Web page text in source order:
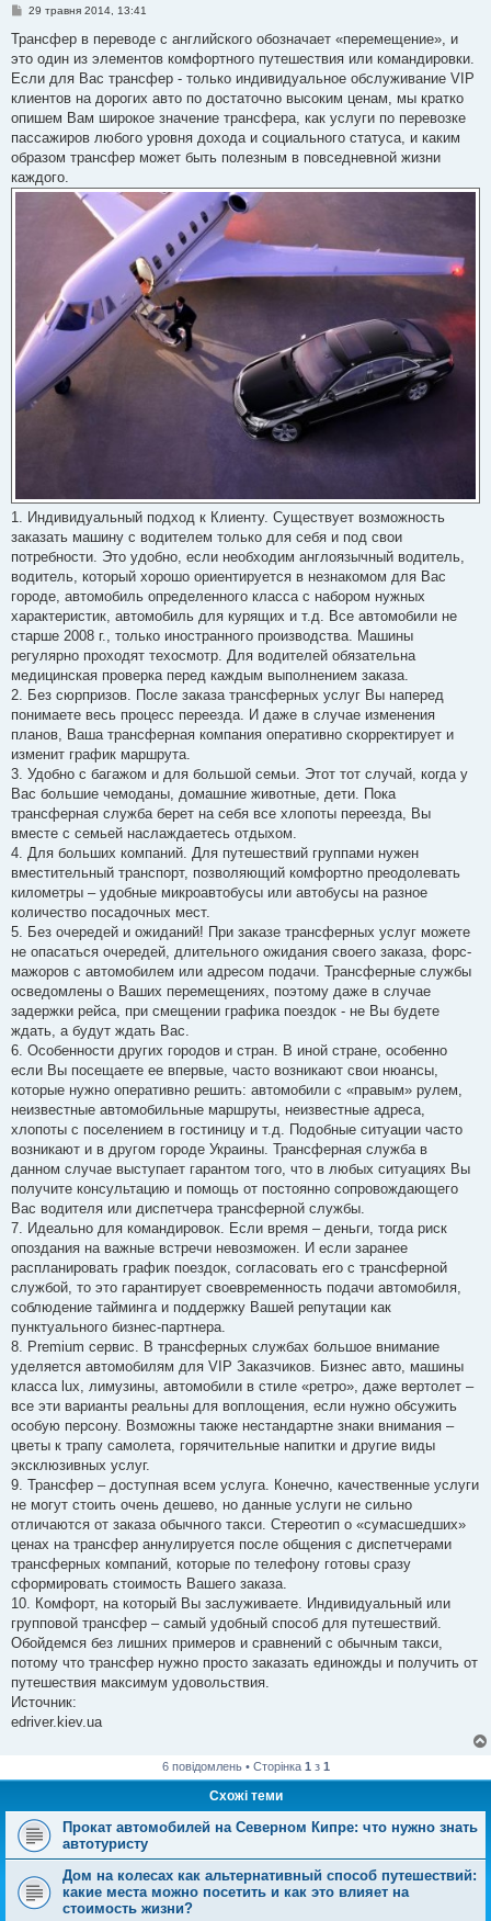
П
в
д
о
л
е
н
я
29 травня 2014, 13:41
Трансфер в переводе с английского обозначает «перемещение», и
это один из элементов комфортного путешествия или командировки.
Если для Вас трансфер - только индивидуальное обслуживание VIP
клиентов на дорогих авто по достаточно высоким ценам, мы кратко
опишем Вам широкое значение трансфера, как услуги по перевозке
пассажиров любого уровня дохода и социального статуса, и каким
образом трансфер может быть полезным в повседневной жизни
каждого.
1. Индивидуальный подход к Клиенту. Существует возможность
заказать машину с водителем только для себя и под свои
потребности. Это удобно, если необходим англоязычный водитель,
водитель, который хорошо ориентируется в незнакомом для Вас
городе, автомобиль определенного класса с набором нужных
характеристик, автомобиль для курящих и т.д. Все автомобили не
старше 2008 г., только иностранного производства. Машины
регулярно проходят техосмотр. Для водителей обязательна
медицинская проверка перед каждым выполнением заказа.
2. Без сюрпризов. После заказа трансферных услуг Вы наперед
понимаете весь процесс переезда. И даже в случае изменения
планов, Ваша трансферная компания оперативно скорректирует и
изменит график маршрута.
3. Удобно с багажом и для большой семьи. Этот тот случай, когда у
Вас большие чемоданы, домашние животные, дети. Пока
трансферная служба берет на себя все хлопоты переезда, Вы
вместе с семьей наслаждаетесь отдыхом.
4. Для больших компаний. Для путешествий группами нужен
вместительный транспорт, позволяющий комфортно преодолевать
километры – удобные микроавтобусы или автобусы на разное
количество посадочных мест.
5. Без очередей и ожиданий! При заказе трансферных услуг можете
не опасаться очередей, длительного ожидания своего заказа, форс-
мажоров с автомобилем или адресом подачи. Трансферные службы
осведомлены о Ваших перемещениях, поэтому даже в случае
задержки рейса, при смещении графика поездок - не Вы будете
ждать, а будут ждать Вас.
6. Особенности других городов и стран. В иной стране, особенно
если Вы посещаете ее впервые, часто возникают свои нюансы,
которые нужно оперативно решить: автомобили с «правым» рулем,
неизвестные автомобильные маршруты, неизвестные адреса,
хлопоты с поселением в гостиницу и т.д. Подобные ситуации часто
возникают и в другом городе Украины. Трансферная служба в
данном случае выступает гарантом того, что в любых ситуациях Вы
получите консультацию и помощь от постоянно сопровождающего
Вас водителя или диспетчера трансферной службы.
7. Идеально для командировок. Если время – деньги, тогда риск
опоздания на важные встречи невозможен. И если заранее
распланировать график поездок, согласовать его с трансферной
службой, то это гарантирует своевременность подачи автомобиля,
соблюдение тайминга и поддержку Вашей репутации как
пунктуального бизнес-партнера.
8. Premium сервис. В трансферных службах большое внимание
уделяется автомобилям для VIP Заказчиков. Бизнес авто, машины
класса lux, лимузины, автомобили в стиле «ретро», даже вертолет –
все эти варианты реальны для воплощения, если нужно обсужить
особую персону. Возможны также нестандартне знаки внимания –
цветы к трапу самолета, горячительные напитки и другие виды
эксклюзивных услуг.
9. Трансфер – доступная всем услуга. Конечно, качественные услуги
не могут стоить очень дешево, но данные услуги не сильно
отличаются от заказа обычного такси. Стереотип о «сумасшедших»
ценах на трансфер аннулируется после общения с диспетчерами
трансферных компаний, которые по телефону готовы сразу
сформировать стоимость Вашего заказа.
10. Комфорт, на который Вы заслуживаете. Индивидуальный или
групповой трансфер – самый удобный способ для путешествий.
Обойдемся без лишних примеров и сравнений с обычным такси,
потому что трансфер нужно просто заказать единожды и получить от
путешествия максимум удовольствия.
Источник:
edriver.kiev.ua
6 повідомлень • Сторінка 1 з 1
Схожі теми
Прокат автомобилей на Северном Кипре: что нужно знать
автотуристу
Дом на колесах как альтернативный способ путешествий:
какие места можно посетить и как это влияет на
стоимость жизни?